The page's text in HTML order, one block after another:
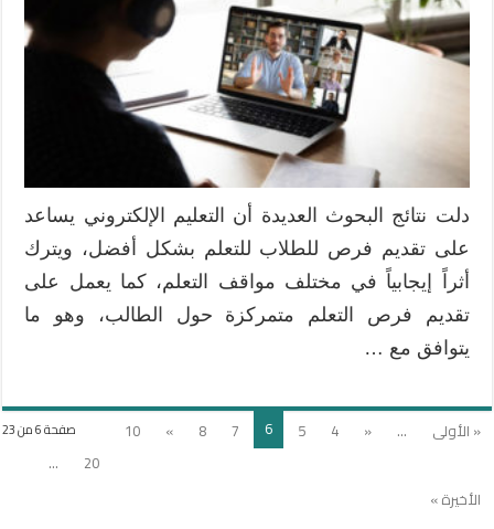
المميزة
دلت نتائج البحوث العديدة أن التعليم الإلكتروني يساعد
على تقديم فرص للطلاب للتعلم بشكل أفضل، ويترك
أثراً إيجابياً في مختلف مواقف التعلم، كما يعمل على
تقديم فرص التعلم متمركزة حول الطالب، وهو ما
يتوافق مع …
صفحة 6 من 23 « الأولى ...
«
4
5
6
7
8
»
10
20
...
الأخيرة »